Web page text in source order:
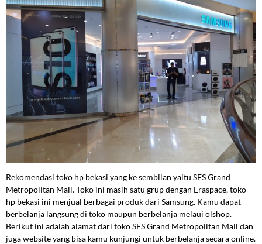
Rekomendasi toko hp bekasi yang ke sembilan yaitu SES Grand
Metropolitan Mall. Toko ini masih satu grup dengan Eraspace, toko
hp bekasi ini menjual berbagai produk dari Samsung. Kamu dapat
berbelanja langsung di toko maupun berbelanja melaui olshop.
Berikut ini adalah alamat dari toko SES Grand Metropolitan Mall dan
juga website yang bisa kamu kunjungi untuk berbelanja secara online.